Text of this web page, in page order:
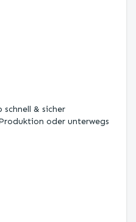
& sicher
oder unterwegs